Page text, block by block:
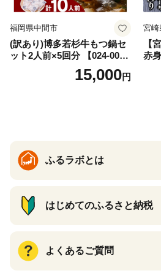
福岡県中間市
(訳あり)博多若杉牛もつ鍋セ
ット2人前×5回分 【024-002
15,000円
宮崎
【
赤
１
ふるラボとは
はじめてのふるさと納税
よくあるご質問